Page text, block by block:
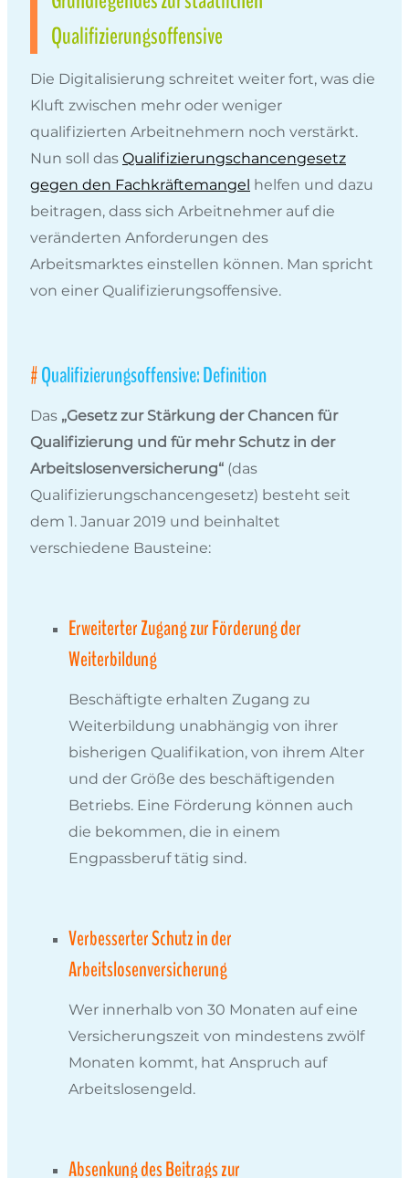
Qualifizierungsoffensive
Die Digitalisierung schreitet weiter fort, was die
Kluft zwischen mehr oder weniger
qualifizierten Arbeitnehmern noch verstärkt.
Nun soll das Qualifizierungschancengesetz
gegen den Fachkräftemangel helfen und dazu
beitragen, dass sich Arbeitnehmer auf die
veränderten Anforderungen des
Arbeitsmarktes einstellen können. Man spricht
von einer Qualifizierungsoffensive.
Qualifizierungsoffensive: Definition
Das „Gesetz zur Stärkung der Chancen für
Qualifizierung und für mehr Schutz in der
Arbeitslosenversicherung“ (das
Qualifizierungschancengesetz) besteht seit
dem 1. Januar 2019 und beinhaltet
verschiedene Bausteine:
Erweiterter Zugang zur Förderung der
Weiterbildung
Beschäftigte erhalten Zugang zu
Weiterbildung unabhängig von ihrer
bisherigen Qualifikation, von ihrem Alter
und der Größe des beschäftigenden
Betriebs. Eine Förderung können auch
die bekommen, die in einem
Engpassberuf tätig sind.
Verbesserter Schutz in der
Arbeitslosenversicherung
Wer innerhalb von 30 Monaten auf eine
Versicherungszeit von mindestens zwölf
Monaten kommt, hat Anspruch auf
Arbeitslosengeld.
Absenkung des Beitrags zur